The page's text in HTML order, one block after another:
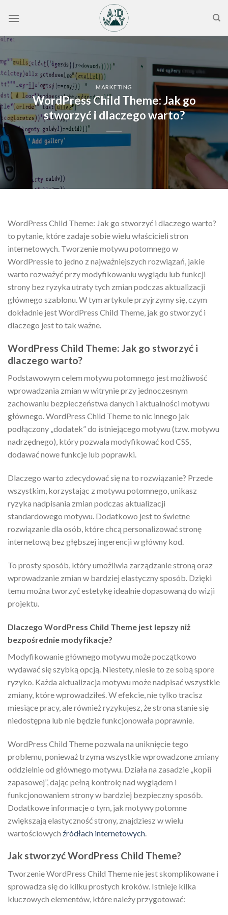
MARKETING
WordPress Child Theme: Jak go
stworzyć i dlaczego warto?
WordPress Child Theme: Jak go stworzyć i dlaczego warto?
to pytanie, które zadaje sobie wielu właścicieli stron
internetowych. Tworzenie motywu potomnego w
WordPressie to jedno z najważniejszych rozwiązań, jakie
warto rozważyć przy modyfikowaniu wyglądu lub funkcji
strony bez ryzyka utraty tych zmian podczas aktualizacji
głównego szablonu. W tym artykule przyjrzymy się, czym
dokładnie jest WordPress Child Theme, jak go stworzyć i
dlaczego jest to tak ważne.
WordPress Child Theme: Jak go stworzyć i
dlaczego warto?
Podstawowym celem motywu potomnego jest możliwość
wprowadzania zmian w witrynie przy jednoczesnym
zachowaniu bezpieczeństwa danych i aktualności motywu
głównego. WordPress Child Theme to nic innego jak
podłączony „dodatek” do istniejącego motywu (tzw. motywu
nadrzędnego), który pozwala modyfikować kod CSS,
dodawać nowe funkcje lub poprawki.
Dlaczego warto zdecydować się na to rozwiązanie? Przede
wszystkim, korzystając z motywu potomnego, unikasz
ryzyka nadpisania zmian podczas aktualizacji
standardowego motywu. Dodatkowo jest to świetne
rozwiązanie dla osób, które chcą personalizować stronę
internetową bez głębszej ingerencji w główny kod.
To prosty sposób, który umożliwia zarządzanie stroną oraz
wprowadzanie zmian w bardziej elastyczny sposób. Dzięki
temu można tworzyć estetykę idealnie dopasowaną do wizji
projektu.
Dlaczego WordPress Child Theme jest lepszy niż
bezpośrednie modyfikacje?
Modyfikowanie głównego motywu może początkowo
wydawać się szybką opcją. Niestety, niesie to ze sobą spore
ryzyko. Każda aktualizacja motywu może nadpisać wszystkie
zmiany, które wprowadziłeś. W efekcie, nie tylko tracisz
miesiące pracy, ale również ryzykujesz, że strona stanie się
niedostępna lub nie będzie funkcjonowała poprawnie.
WordPress Child Theme pozwala na uniknięcie tego
problemu, ponieważ trzyma wszystkie wprowadzone zmiany
oddzielnie od głównego motywu. Działa na zasadzie „kopii
zapasowej”, dając pełną kontrolę nad wyglądem i
funkcjonowaniem strony w bardziej bezpieczny sposób.
Dodatkowe informacje o tym, jak motywy potomne
zwiększają elastyczność strony, znajdziesz w wielu
wartościowych źródłach internetowych
Jak stworzyć WordPress Child Theme?
Tworzenie WordPress Child Theme nie jest skomplikowane i
sprowadza się do kilku prostych kroków. Istnieje kilka
kluczowych elementów, które należy przygotować: